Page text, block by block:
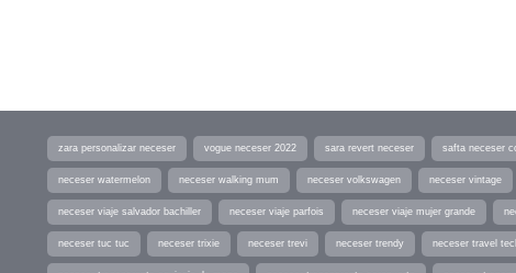
zara personalizar neceser vogue neceser 2022 sara revert neceser safta neceser
neceser watermelon neceser walking mum neceser volkswagen neceser vintage
neceser viaje salvador bachiller neceser viaje parfois neceser viaje mujer grande
neceser tuc tuc neceser trixie neceser trevi neceser trendy neceser travel